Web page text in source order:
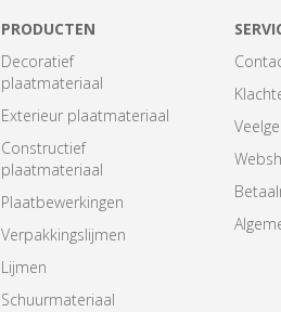
PRODUCTEN
Decoratief
plaatmateriaal
Exterieur plaatmateriaal
Constructief
plaatmateriaal
Plaatbewerkingen
Verpakkingslijmen
Lijmen
Schuurmateriaal